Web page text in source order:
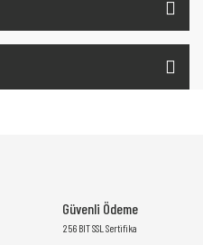
Güvenli Ödeme
256 BIT SSL Sertifika